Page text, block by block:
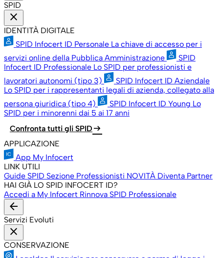
SPID
close
IDENTITÀ DIGITALE
SPID Infocert ID Personale La chiave di accesso per i
servizi online della Pubblica Amministrazione
SPID
Infocert ID Professionale Lo SPID per professionisti e
lavoratori autonomi (tipo 3)
SPID Infocert ID Aziendale
Lo SPID per i rappresentanti legali di azienda, collegato alla
persona giuridica (tipo 4)
SPID Infocert ID Young Lo
SPID per i minorenni dai 5 ai 17 anni
Confronta tutti gli SPID arrow_right_alt
APPLICAZIONE
App My Infocert
LINK UTILI
Guide SPID Sezione Professionisti NOVITÀ Diventa Partner
HAI GIÀ LO SPID INFOCERT ID?
Accedi a My Infocert Rinnova SPID Professionale
arrow_back
Servizi Evoluti
close
CONSERVAZIONE